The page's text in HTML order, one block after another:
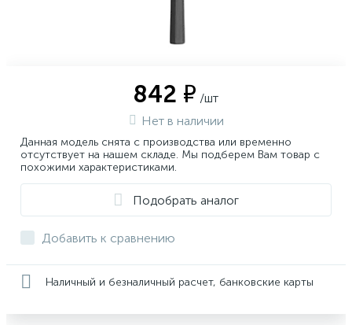
842 ₽ /шт
Нет в наличии
Данная модель снята с производства или временно
отсутствует на нашем складе. Мы подберем Вам товар с
похожими характеристиками.
Подобрать аналог
Добавить к сравнению
Наличный и безналичный расчет, банковские карты